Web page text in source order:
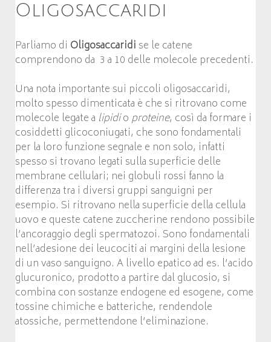
Oligosaccaridi
Parliamo di Oligosaccaridi se le catene
comprendono da 3 a 10 delle molecole precedenti.
Una nota importante sui piccoli oligosaccaridi,
molto spesso dimenticata è che si ritrovano come
molecole legate a lipidioproteine, così da formare i
cosiddetti glicoconiugati, che sono fondamentali
per la loro funzione segnale e non solo, infatti
spesso si trovano legati sulla superficie delle
membrane cellulari; nei globuli rossi fanno la
differenza tra i diversi gruppi sanguigni per
esempio. Si ritrovano nella superficie della cellula
uovo e queste catene zuccherine rendono possibile
l’ancoraggio degli spermatozoi. Sono fondamentali
nell’adesione dei leucociti ai margini della lesione
di un vaso sanguigno. A livello epatico ad es. l’acido
glucuronico, prodotto a partire dal glucosio, si
combina con sostanze endogene ed esogene, come
tossine chimiche e batteriche, rendendole
atossiche, permettendone l’eliminazione.